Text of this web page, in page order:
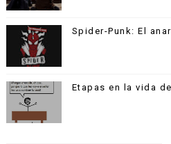
Spider-Punk: El
Etapas en la vida